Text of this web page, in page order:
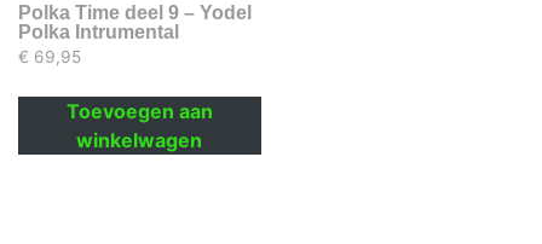
Polka Time deel 9 – Yodel
Polka Intrumental
€ 69,95
Toevoegen aan
winkelwagen